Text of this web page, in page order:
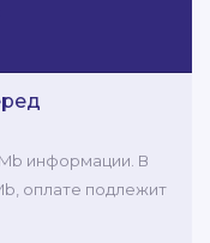
информации. В
оплате подлежит